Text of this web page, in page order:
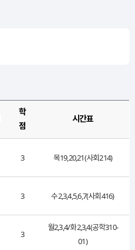
학
점
시간표
3 목19,20,21(사회214)
3 수2,3,4,5,6,7(사회416)
3
월2,3,4/화2,3,4(공학310-
01)